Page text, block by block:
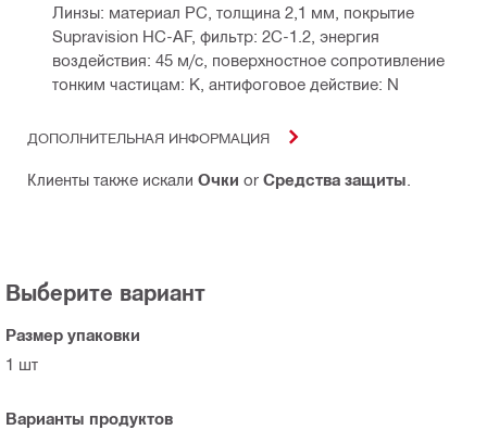
Линзы: материал PC, толщина 2,1 мм, покрытие
Supravision HC-AF, фильтр: 2C-1.2, энергия
воздействия: 45 м/с, поверхностное сопротивление
тонким частицам: K, антифоговое действие: N
ДОПОЛНИТЕЛЬНАЯ ИНФОРМАЦИЯ
Клиенты также искали Очки or Средства защиты
Выберите вариант
Размер упаковки
1 шт
Варианты продуктов